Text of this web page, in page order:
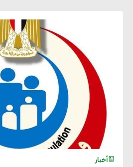
أخبار